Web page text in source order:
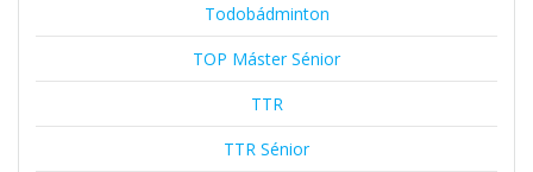
Todobádminton
TOP Máster Sénior
TTR
TTR Sénior